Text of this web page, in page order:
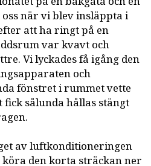
när vi blev insläppta i
att ha ringt på en
var kvavt och
Vi lyckades få igång den
och
fönstret i rummet vette
sålunda hållas stängt
av luftkonditioneringen
den korta sträckan ner